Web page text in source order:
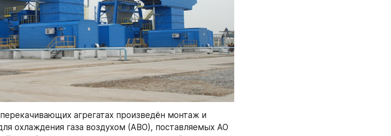
агрегатах произведён монтаж и
охлаждения газа воздухом (АВО), поставляемых АО